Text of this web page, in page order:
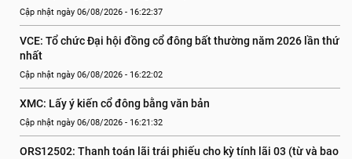
Cập nhật ngày 06/08/2026 - 16:22:37
VCE: Tổ chức Đại hội đồng cổ đông bất thường năm 2026 lần thứ
nhất
Cập nhật ngày 06/08/2026 - 16:22:02
XMC: Lấy ý kiến cổ đông bằng văn bản
Cập nhật ngày 06/08/2026 - 16:21:32
ORS12502: Thanh toán lãi trái phiếu cho kỳ tính lãi 03 (từ và bao